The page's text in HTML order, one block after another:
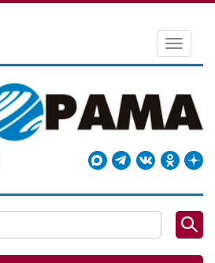
Toggle